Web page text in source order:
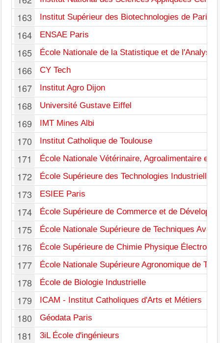
163 Institut Supérieur des Biotechnologies de Paris
164 ENSAE Paris
165 École Nationale de la Statistique et de l'Analyse
166 CY Tech
167 Institut Agro Dijon
168 Université Gustave Eiffel
169 IMT Mines Albi
170 Institut Catholique de Toulouse
171 École Nationale Vétérinaire, Agroalimentaire et
172 École Supérieure des Technologies Industrielles
173 ESIEE Paris
174 École Supérieure de Commerce et de
175 École Nationale Supérieure de Techniques
176 École Supérieure de Chimie Physique
177 École Nationale Supérieure Agronomique de
178 École de Biologie Industrielle
179 ICAM - Institut Catholiques d'Arts et Métiers
180 Géodata Paris
181 3iL École d'ingénieurs